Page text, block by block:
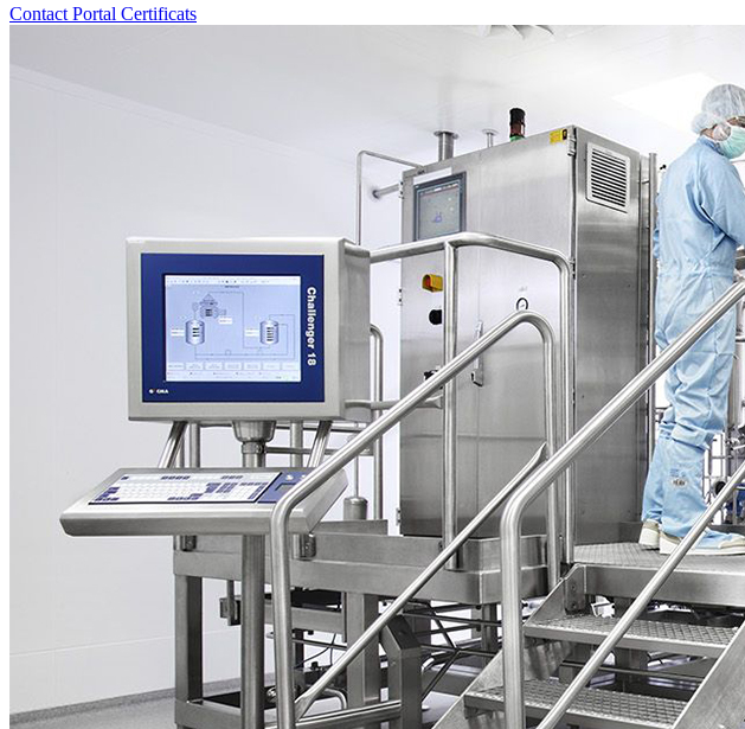
Contact Portal Certificats